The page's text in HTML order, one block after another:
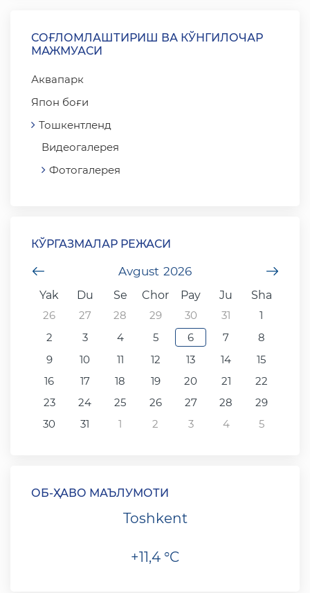
СОҒЛОМЛАШТИРИШ ВА КЎНГИЛОЧАР
МАЖМУАСИ
Аквапарк
Япон боғи
Тошкентленд
Видеогалерея
Фотогалерея
КЎРГАЗМАЛАР РЕЖАСИ
Avgust 2026
Yak
Du Se Chor Pay Ju
Sha
26
27 28 29 30 31
1
2
3 4 5 6 7
8
9
10 11 12 13 14
15
16
17 18 19 20 21
22
23
24 25 26 27 28
29
30
31 1 2 3 4 5
ОБ-ҲАВО МАЪЛУМОТИ
Toshkent
+11,4 °C